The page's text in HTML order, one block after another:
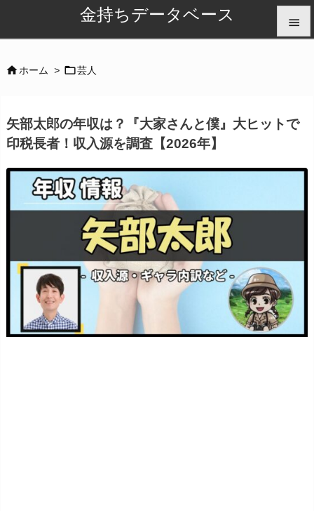
金持ちデータベース 


ホーム > 芸人
矢部太郎の年収は？『大家さんと僕』大ヒットで
印税長者！収入源を調査【2026年】